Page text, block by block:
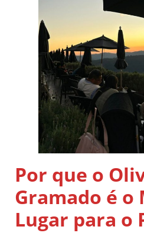
Por que o
Gramado é o
Lugar para o